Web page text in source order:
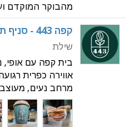
מהבוקר המוקדם
וחברים. בתפריט:
קרואסונים עוגיות
קפה 443 - סניף תחנת דלק שילת
שילת
בית קפה עם אופי,
אווירה כפרית
מרחב נעים, מעוצב
קצר או להישאר בו
בבית הקפה, וכולל